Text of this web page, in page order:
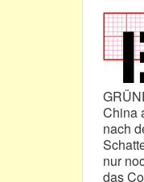
China
nach
nur
das